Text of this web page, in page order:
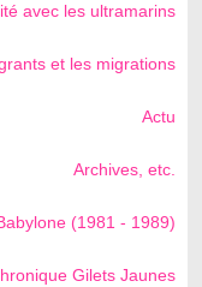
avec les ultramarins
et les migrations
Actu
Archives, etc.
(1981 - 1989)
Gilets Jaunes